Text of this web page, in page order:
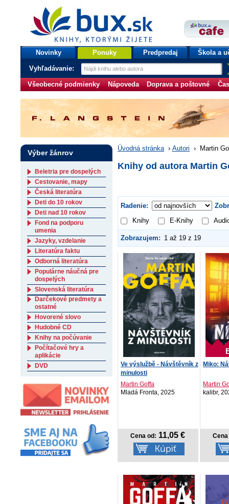
bux.sk
knihy, ktorými žijete
Úvodná stránka
Novinky Ponuky Predpredaj Škola a
Vyhľadávanie:
Všeobecné podmienky Nápoveda Doprava a poštovné
Úvodná stránka › Autori › Martin
Knihy od autora Martin
Radenie:
Knihy
E-Knihy
Zobrazujem: 1 až 19 z 19
Ve výslužbě - Návštěvník z
minulosti
Martin Goffa
Mladá Fronta, 2025
Cena od: 11,05 €
Miko:
Martin
kalibr,
Výber žánrov
Beletria pre dospelých
Cestovanie, mapy
Česká literatúra
Deti do 10 rokov
Deti nad 10 rokov
Fond na podporu
umenia
Jazyky, vzdelanie
Literatúra faktu
Odborná literatúra
Populárne náučná pre
dospelých
Slovenská literatúra
Darčekové predmety a
ostatné
Hovorené slovo
Hudobné CD
Knihy na počúvanie
Počítačové hry a
aplikácie
DVD